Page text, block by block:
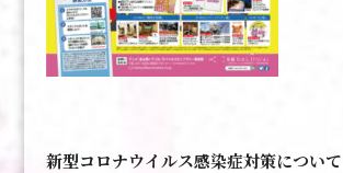
新型コロナウイルス感染症対策について